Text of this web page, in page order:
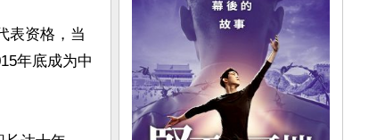
表资格，当
年底成为中